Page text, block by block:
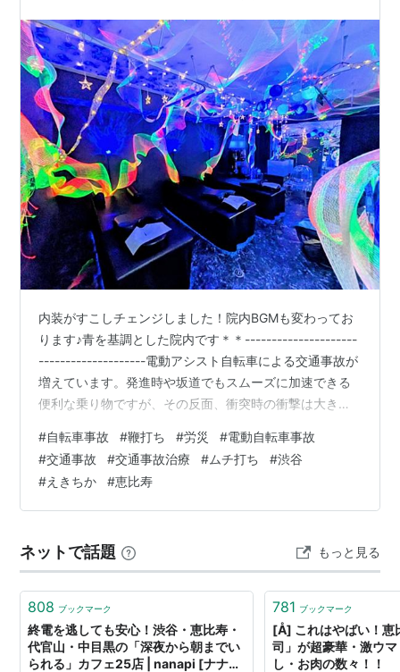
周辺が「
」と呼ばれるようになった。
「恵比寿ガーデンプレイス
」はこのビール工場の跡地を
再開発したもの。
恵比寿神社
恵比寿駅の近くには「恵比寿神社」があるが、これは
元々、家内安全・無病息災・五穀豊穣の神々を祀った
「天津神社」という神社で、「大六様」と呼ばれてい
た。戦後の区劃整理で現在の場所に移った時、町名に合
わせて事代主命（恵比須様）も合祀し、名前を「恵比寿
神社
」に改称した。毎年10月19日と10月20日に大祭が
開かれ、「べったら漬け」の店などが参道を埋める。
恵比寿駅 JR東日本・東京地下鉄
東京都渋谷区恵比寿南1丁目にある、JR東日本と東京地
下鉄の駅。→恵比寿駅
リスト：駅キーワード
内装がすこしチェンジしました！院内BGMも変わってお
ります♪青を基調とした院内です＊＊---------------------
--------------------電動アシスト自転車による交通事故が
増えています。発進時や坂道でもスムーズに加速できる
便利な乗り物ですが、その反面、衝突時の衝撃は大き
くありません。事故直後は症状が軽くても、数日後に首
や肩の痛み、頭痛などが現れることもあります。交通事
故に遭われた際は、痛みが軽いからと放置せず、早めに
医療機関を受診し、交通事故治療に詳しい専門院へご相
に…
#自転車事故 #鞭打ち #労災 #電動自転車事故
#交通事故 #交通事故治療 #ムチ打ち #渋谷
#えきちか #恵比寿
ネットで話題 もっと見る
808 ブックマーク
終電を逃しても安心！渋谷・恵比寿・
代官山・中目黒の「深夜から朝までい
られる」カフェ25店 | nanapi [ナナ
781 ブックマーク
[Å] これはやばい！恵
司」が超豪華・激ウ
し・お肉の数々！！